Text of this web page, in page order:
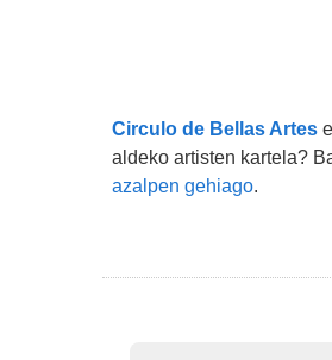
Circulo de Bellas Artes
aldeko artisten kartela?
azalpen gehiago.